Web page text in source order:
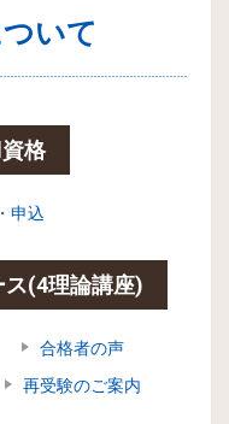
いて
格
申込
(4理論講座)
合格者の声
再受験のご案内